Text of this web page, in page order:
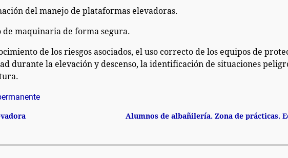
del manejo de plataformas elevadoras.
maquinaria de forma segura.
de los riesgos asociados, el uso correcto de los equipos de
durante la elevación y descenso, la identificación de situaciones
Alumnos de albañilería. Zona de prácticas.